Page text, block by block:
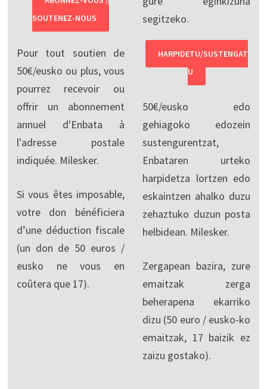
SOUTENEZ-NOUS
Pour tout soutien de
50€/eusko ou plus, vous
pourrez recevoir ou
offrir un abonnement
annuel d'Enbata à
l'adresse postale
indiquée. Milesker.
Si vous êtes imposable,
votre don bénéficiera
d’une déduction fiscale
(un don de 50 euros /
eusko ne vous en
coûtera que 17).
segitzeko.
HARPIDETU/SUSTENGAT
U
50€/eusko edo
gehiagoko edozein
sustengurentzat,
Enbataren urteko
harpidetza lortzen edo
eskaintzen ahalko duzu
zehaztuko duzun posta
helbidean. Milesker.
Zergapean bazira, zure
emaitzak zerga
beherapena ekarriko
dizu (50 euro / eusko-ko
emaitzak, 17 baizik ez
zaizu gostako).